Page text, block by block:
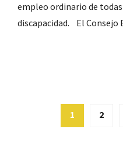
empleo ordinario de
discapacidad. El Consejo
1 2